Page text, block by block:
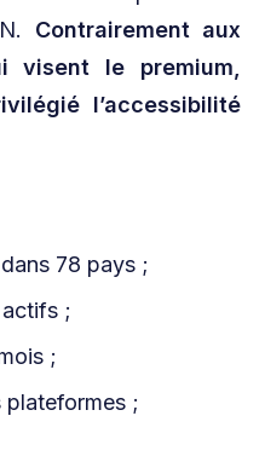
Contrairement aux
visent le premium,
l’accessibilité
78 pays ;
actifs ;
;
;